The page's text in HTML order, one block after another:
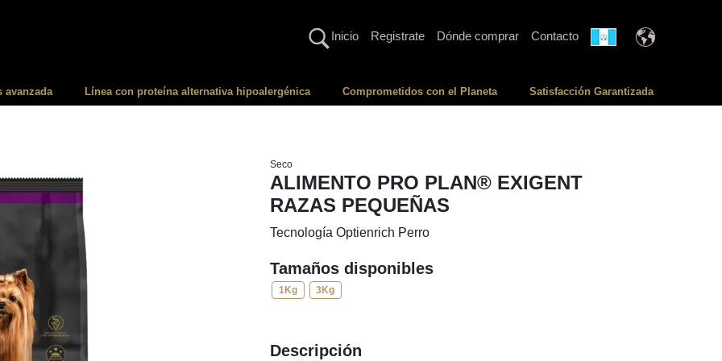
Inicio Registrate Dónde comprar Contacto
avanzada Línea con proteína alternativa hipoalergénica Comprometidos con el Planeta Satisfacción Garantizada
Seco
ALIMENTO PRO PLAN® EXIGENT
RAZAS PEQUEÑAS
Tecnología Optienrich Perro
Tamaños disponibles
1Kg 3Kg
Descripción